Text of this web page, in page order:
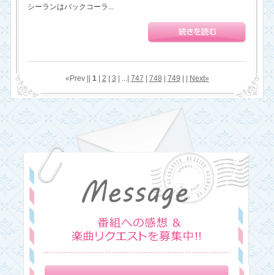
シーランはバックコーラ...
«Prev || 1| 2 3 | ...| 747 748 749 Next»